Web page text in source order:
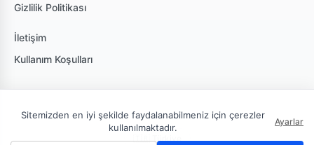
Gizlilik Politikası
İletişim
Kullanım Koşulları
Sitemizden en iyi şekilde faydalanabilmeniz için çerezler
kullanılmaktadır.
Ayarlar